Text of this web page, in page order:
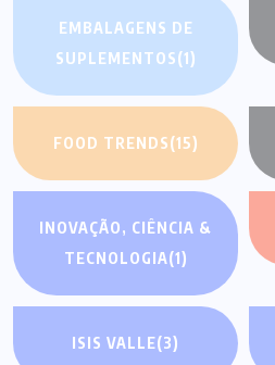
EMBALAGENS DE
SUPLEMENTOS(1)
FOOD TRENDS(15)
INOVAÇÃO, CIÊNCIA &
TECNOLOGIA(1)
ISIS VALLE(3)